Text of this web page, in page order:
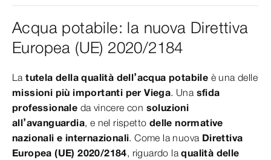
Acqua potabile: la nuova Direttiva
Europea (UE) 2020/2184
Latutela della qualità dell’acqua potabile è una delle
missioni più importanti per Viega. Una sfida
professionale da vincere con soluzioni
all’avanguardia, e nel rispetto delle normative
nazionali e internazionali. Come la nuova Direttiva
Europea (UE) 2020/2184, riguardo laqualità delle